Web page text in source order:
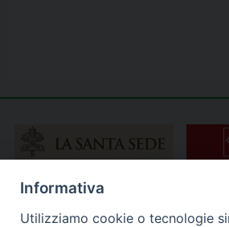
Informativa
Utilizziamo cookie o tecnologie